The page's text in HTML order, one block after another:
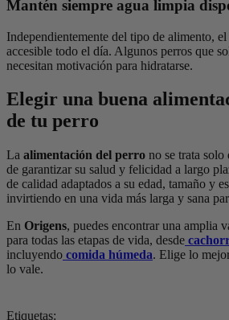
Mantén siempre agua limpia
Independientemente del tipo de alimento, el
accesible todo el día. Algunos perros que
necesitan motivación para hidratarse.
Elegir una buena
de tu perro
La alimentación del perro no se trata
de garantizar su salud y felicidad a largo
de calidad adaptados a su edad, tamaño y
invirtiendo en una vida más larga y sana
En Origens, puedes encontrar una amplia
para todas las etapas de vida, desde
incluyendo comida húmeda. Elige lo
lo vale.
Etiquetas: